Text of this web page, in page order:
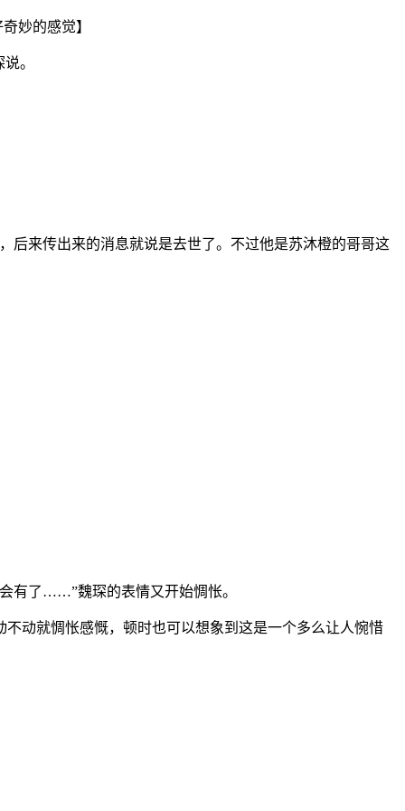
妙的感觉】
。
后来传出来的消息就说是去世了。不过他是苏沐橙的哥哥这
有了……”魏琛的表情又开始惆怅。
动就惆怅感慨，顿时也可以想象到这是一个多么让人惋惜